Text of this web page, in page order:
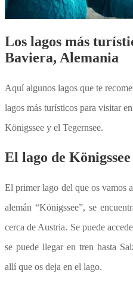
Los lagos más
Baviera, Alemania
Aquí algunos lagos que te
lagos más turísticos para visitar
Königssee y el Tegernsee.
El lago de Königssee
El primer lago del que os vamos
alemán “Königssee”, se
cerca de Austria. Se puede
se puede llegar en tren hasta
allí que os deja en el lago.